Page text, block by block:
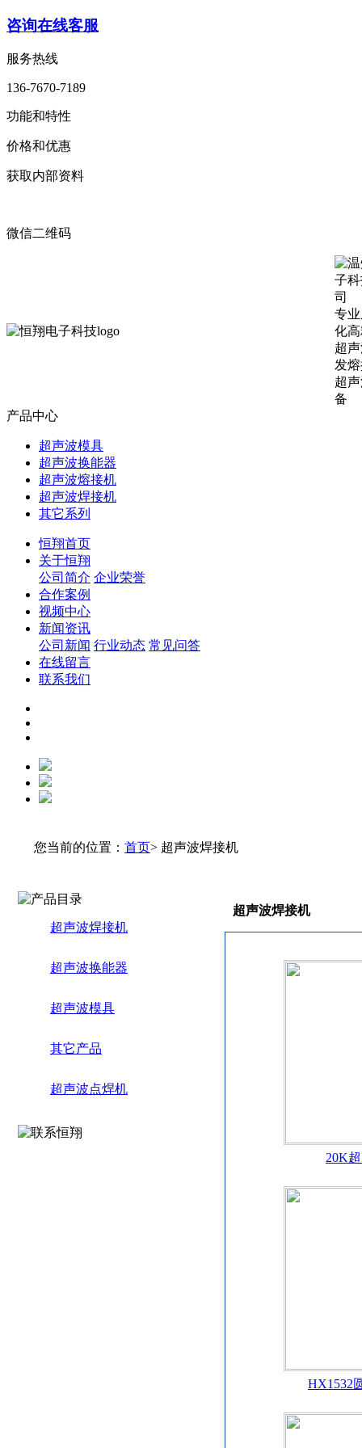
咨询在线客服
服务热线
136-7670-7189
功能和特性
价格和优惠
获取内部资料
微信二维码
专
化
超
发
超
备
产品中心
超声波模具
超声波换能器
超声波熔接机
超声波焊接机
其它系列
恒翔首页
关于恒翔
公司简介 企业荣誉
合作案例
视频中心
新闻资讯
公司新闻 行业动态 常见问答
在线留言
联系我们
您当前的位置： 首页> 超声波焊接机
超声波焊接机
超声波换能器
超声波模具
其它产品
超声波点焊机
超声波焊接机
20K
HX1532